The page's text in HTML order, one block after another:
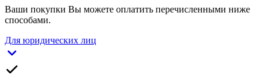
Ваши покупки Вы можете оплатить перечисленными ниже
способами.
Для юридических лиц